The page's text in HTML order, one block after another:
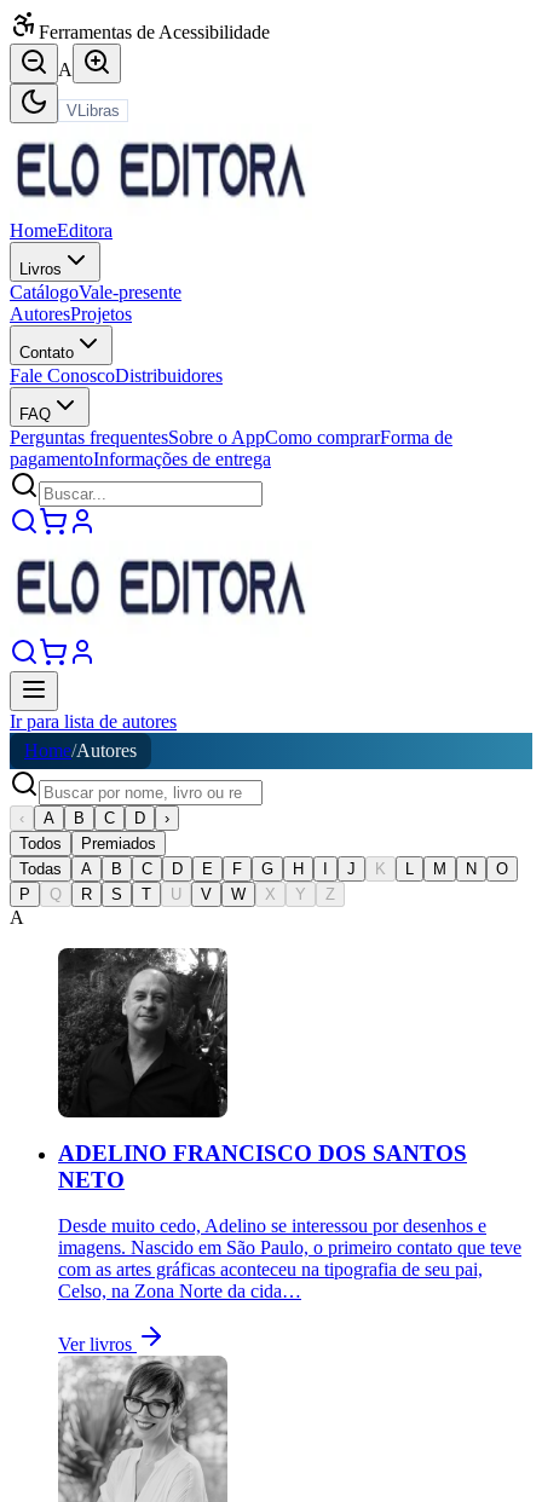
Ferramentas de Acessibilidade
A
VLibras
HomeEditora
Livros
CatálogoVale-presente
AutoresProjetos
Contato
Fale ConoscoDistribuidores
FAQ
Perguntas frequentesSobre o AppComo comprarForma de
pagamentoInformações de entrega
Ir para lista de autores
Home/Autores
‹ A B C D
›
Todos
Premiados
Todas
A B C D E F G H J K L M N
O
P
Q R S T U V W X Y Z
A
ADELINO FRANCISCO DOS SANTOS
NETO
Desde muito cedo, Adelino se interessou por desenhos e
imagens. Nascido em São Paulo, o primeiro contato que teve
com as artes gráficas aconteceu na tipografia de seu pai,
Celso, na Zona Norte da cida…
Ver livros